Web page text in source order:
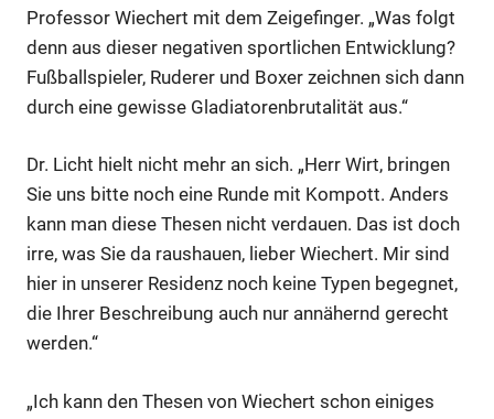
Professor Wiechert mit dem Zeigefinger. „Was folgt
denn aus dieser negativen sportlichen Entwicklung?
Fußballspieler, Ruderer und Boxer zeichnen sich dann
durch eine gewisse Gladiatorenbrutalität aus.“
Dr. Licht hielt nicht mehr an sich. „Herr Wirt, bringen
Sie uns bitte noch eine Runde mit Kompott. Anders
kann man diese Thesen nicht verdauen. Das ist doch
irre, was Sie da raushauen, lieber Wiechert. Mir sind
hier in unserer Residenz noch keine Typen begegnet,
die Ihrer Beschreibung auch nur annähernd gerecht
werden.“
„Ich kann den Thesen von Wiechert schon einiges